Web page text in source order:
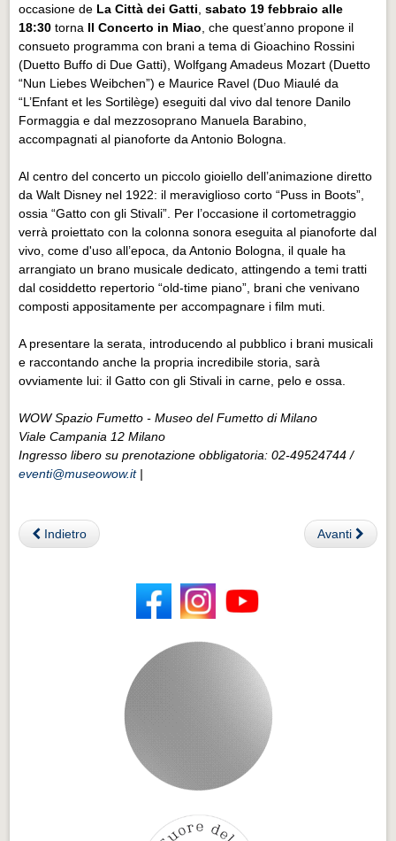
occasione de La Città dei Gatti ,sabato 19 febbraio alle
18:30 torna Il Concerto in Miao , che quest’anno propone il
consueto programma con brani a tema di Gioachino Rossini
(Duetto Buffo di Due Gatti), Wolfgang Amadeus Mozart (Duetto
“Nun Liebes Weibchen”) e Maurice Ravel (Duo Miaulé da
“L’Enfant et les Sortilège) eseguiti dal vivo dal tenore Danilo
Formaggia e dal mezzosoprano Manuela Barabino,
accompagnati al pianoforte da Antonio Bologna.
Al centro del concerto un piccolo gioiello dell’animazione diretto
da Walt Disney nel 1922: il meraviglioso corto “Puss in Boots”,
ossia “Gatto con gli Stivali”. Per l’occasione il cortometraggio
verrà proiettato con la colonna sonora eseguita al pianoforte dal
vivo, come d'uso all’epoca, da Antonio Bologna, il quale ha
arrangiato un brano musicale dedicato, attingendo a temi tratti
dal cosiddetto repertorio “old-time piano”, brani che venivano
composti appositamente per accompagnare i film muti.
A presentare la serata, introducendo al pubblico i brani musicali
e raccontando anche la propria incredibile storia, sarà
ovviamente lui: il Gatto con gli Stivali in carne, pelo e ossa.
WOW Spazio Fumetto - Museo del Fumetto di Milano
Viale Campania 12 Milano
Ingresso libero su prenotazione obbligatoria: 02-49524744 /
eventi@museowow.it|
Indietro Avanti